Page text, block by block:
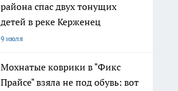
района спас двух тонущих
детей в реке Керженец
9 июля
Мохнатые коврики в "Фикс
Прайсе" взяла не под обувь: вот